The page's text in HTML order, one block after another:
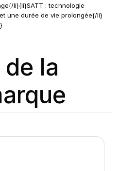
li}{li}SATT : technologie
une durée de vie prolongée{/li}
la